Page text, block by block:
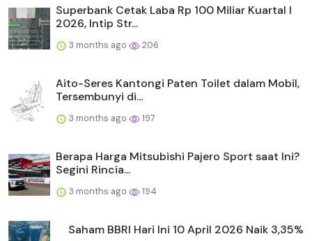
Superbank Cetak Laba Rp 100 Miliar Kuartal I
2026, Intip Str...
3 months ago 206
Aito-Seres Kantongi Paten Toilet dalam Mobil,
Tersembunyi di...
3 months ago 197
Berapa Harga Mitsubishi Pajero Sport saat Ini?
Segini Rincia...
3 months ago 194
Saham BBRI Hari Ini 10 April 2026 Naik 3,35%